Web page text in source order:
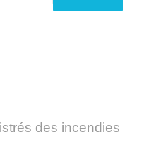
des incendies